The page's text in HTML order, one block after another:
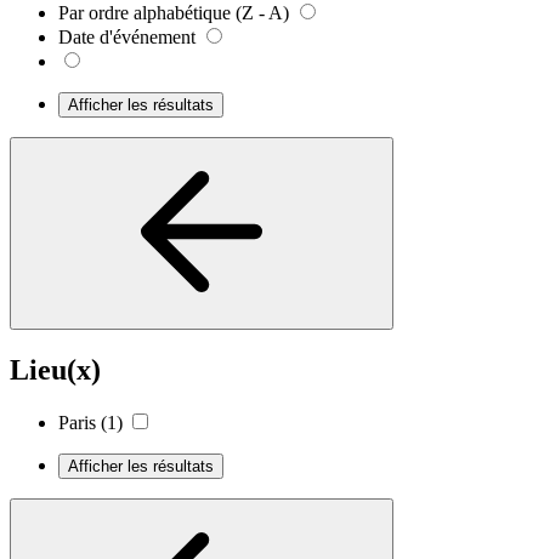
Par ordre alphabétique (Z - A)
Date d'événement
Afficher les résultats
Lieu(x)
Paris (1)
Afficher les résultats